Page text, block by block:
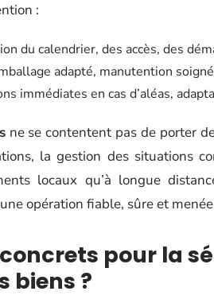
:
du calendrier, des accès, des
adapté, manutention
immédiates en cas d’aléas,
ne se contentent pas de porter
la gestion des situations
locaux qu’à longue
opération fiable, sûre et
pour la
biens ?